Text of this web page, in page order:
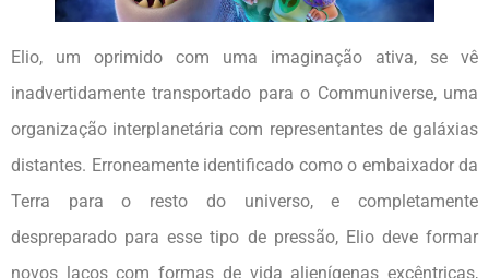
Elio, um oprimido com uma imaginação ativa, se vê
inadvertidamente transportado para o Communiverse, uma
organização interplanetária com representantes de galáxias
distantes. Erroneamente identificado como o embaixador da
Terra para o resto do universo, e completamente
despreparado para esse tipo de pressão, Elio deve formar
novos laços com formas de vida alienígenas excêntricas,